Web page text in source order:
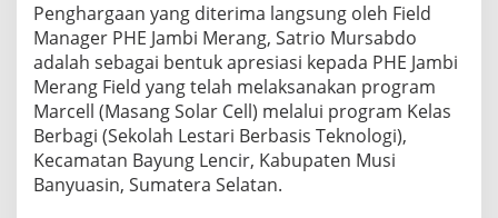
Penghargaan yang diterima langsung oleh Field
Manager PHE Jambi Merang, Satrio Mursabdo
adalah sebagai bentuk apresiasi kepada PHE Jambi
Merang Field yang telah melaksanakan program
Marcell (Masang Solar Cell) melalui program Kelas
Berbagi (Sekolah Lestari Berbasis Teknologi),
Kecamatan Bayung Lencir, Kabupaten Musi
Banyuasin, Sumatera Selatan.